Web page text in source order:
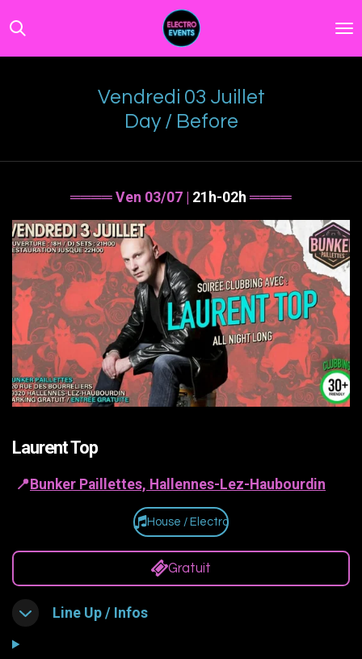
Passer
au
contenu
Vendredi 03 Juillet
Day / Before
════ Ven 03/07 | 21h-02h ════
Laurent Top
📍 Bunker Paillettes, Hallennes-Lez-Haubourdin
House / Electro
Gratuit
Line Up / Infos